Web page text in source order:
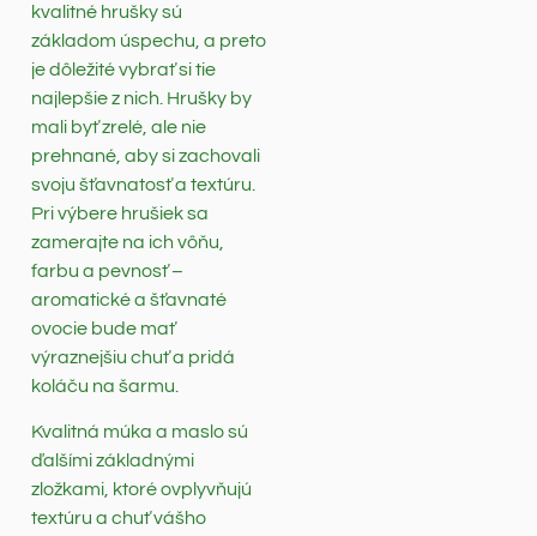
kvalitné hrušky sú
základom úspechu, a preto
je dôležité vybrať si tie
najlepšie z nich. Hrušky by
mali byť zrelé, ale nie
prehnané, aby si zachovali
svoju šťavnatosť a textúru.
Pri výbere hrušiek sa
zamerajte na ich vôňu,
farbu a pevnosť –
aromatické a šťavnaté
ovocie bude mať
výraznejšiu chuť a pridá
koláču na šarmu.
Kvalitná múka a maslo sú
ďalšími základnými
zložkami, ktoré ovplyvňujú
textúru a chuť vášho